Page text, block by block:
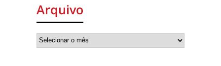
Arquivo